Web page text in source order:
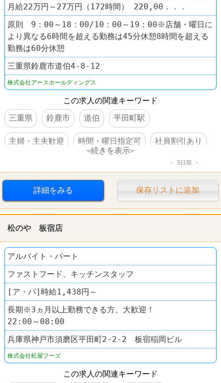
月給22万円～27万円（172時間） 220,00．．．
原則 9：00～18：00/10：00～19：00※店舗・曜日に
より異なる6時間を超える勤務は45分休憩8時間を超える
勤務は60分休憩
三重県鈴鹿市道伯4-8-12
株式会社アースホールディングス
この求人の関連キーワード
三重県
鈴鹿市 道伯 平田町駅
主婦・主夫歓迎 時間・曜日指定可 社員割引あり
EARTH
続きを表示
3日前
詳細をみる 保存リストに追加
松のや 板宿店
アルバイト・パート
ファストフード、キッチンスタッフ
[ア・パ]時給1,438円～
長期※3ヵ月以上勤務できる方、大歓迎！
22:00～08:00
兵庫県神戸市須磨区平田町2-2-2 板宿稲岡ビル
株式会社松屋フーズ
この求人の関連キーワード